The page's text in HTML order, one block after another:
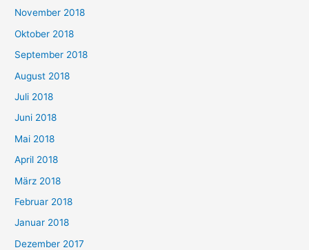
November 2018
Oktober 2018
September 2018
August 2018
Juli 2018
Juni 2018
Mai 2018
April 2018
März 2018
Februar 2018
Januar 2018
Dezember 2017